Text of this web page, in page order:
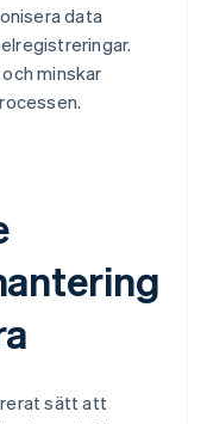
data
minskar
sätt att